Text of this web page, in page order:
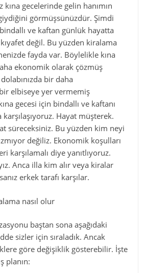
kına gecelerinde gelin hanımın
görmüşsünüzdür. Şimdi
ve kaftan günlük hayatta
değil. Bu yüzden kiralama
fayda var. Böylelikle kına
ekonomik olarak çözmüş
bir daha
elbiseye yer vermemiş
gecesi için bindallı ve kaftanı
karşılaşıyoruz. Hayat müşterek.
süreceksiniz. Bu yüzden kim neyi
değiliz. Ekonomik koşulları
karşılamalı diye yanıtlıyoruz.
Anca illa kim alır veya kiralar
erkek tarafı karşılar.
nasıl olur
baştan sona aşağıdaki
sizler için sıraladık. Ancak
göre değişiklik gösterebilir. İşte
planın: